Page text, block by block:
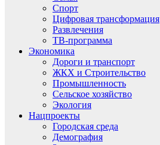
Спорт
Цифровая трансформация
Развлечения
ТВ-программа
Экономика
Дороги и транспорт
ЖКХ и Строительство
Промышленность
Сельское хозяйство
Экология
Нацпроекты
Городская среда
Демография